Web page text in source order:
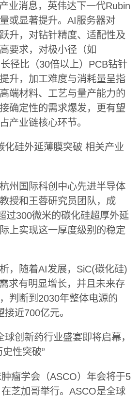
业消息，英伟达下一代Rubin
或显著提升。AI服务器对
升，对钻针精度、适配性及
要求，对极小径（如
径比（30倍以上）PCB钻针
升，加工难度与消耗量呈指
端材料、工艺与量产能力的
确定性的需求爆发，更有望
产业链核心环节。
化硅外延薄膜突破 相关产业
州国际科创中心先进半导体
授和王蓉研究员团队，成
过300微米的碳化硅超厚外延
上实现这一厚度级别的稳定
，随着AI发展，SiC(碳化硅)
求有明显增长，并且未来存
判断到2030年整体电源的
近700亿元。
球创新药行业盛宴即将启幕，
史性突破”
瘤学会（ASCO）年会将于5
芝加哥举行。ASCO是全球